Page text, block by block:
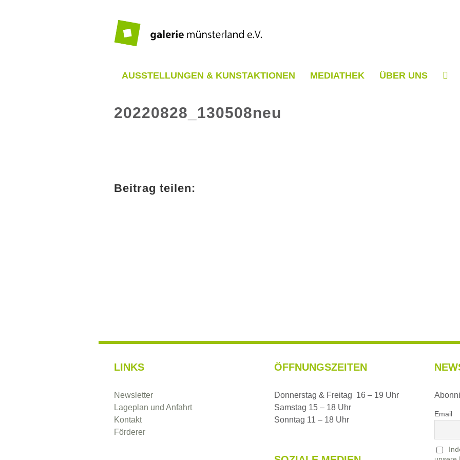
AUSSTELLUNGEN & KUNSTAKTIONEN MEDIATHEK ÜBER UNS
20220828_130508neu
Beitrag teilen:
LINKS
Newsletter
Lageplan und Anfahrt
Kontakt
Förderer
ÖFFNUNGSZEITEN
Donnerstag & Freitag 16 – 19 Uhr
Samstag 15 – 18 Uhr
Sonntag 11 – 18 Uhr
Email